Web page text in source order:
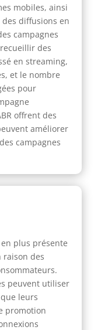
mobiles, ainsi
diffusions en
campagnes
des
en streaming,
et le nombre
pour
offrent des
améliorer
campagnes
plus présente
raison des
peuvent utiliser
leurs
promotion